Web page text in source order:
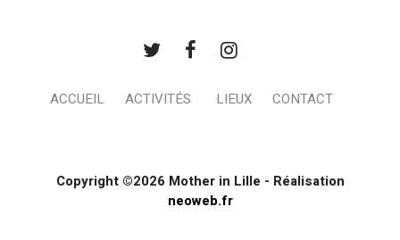
ACCUEIL ACTIVITÉS LIEUX CONTACT
Copyright ©2026 Mother in Lille - Réalisation
neoweb.fr